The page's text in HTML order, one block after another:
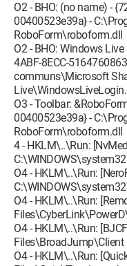
O2 - BHO: (no name) -
00400523e39a} -
RoboForm\roboform.dll
O2 - BHO: Windows
4ABF-8ECC-
communs\Microsoft
O3 - Toolbar:
00400523e39a} -
RoboForm\roboform.dll
4 - HKLM\..\Run:
O4 - HKLM\..\Run:
O4 - HKLM\..\Run:
O4 - HKLM\..\Run:
Files\BroadJump\Client
O4 - HKLM\..\Run: